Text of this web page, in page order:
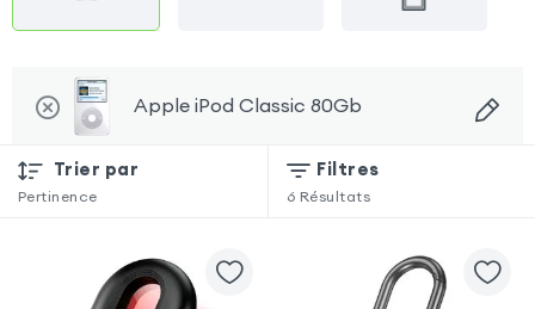
Apple iPod Classic 80Gb
Trier par
Pertinence
Filtres
6 Résultats